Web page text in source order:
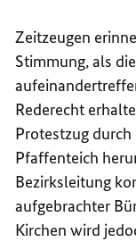
Zeitzeugen
Stimmung, als
Rederecht
Protestzug
Pfaffenteich
Bezirksleitung
aufgebrachter
Kirchen wird